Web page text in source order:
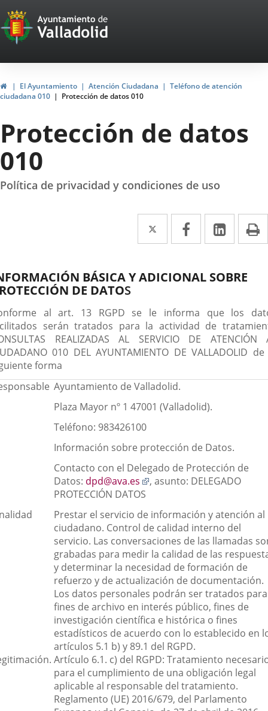
Portal
Web
del
Ayuntamiento
de
Valladolid
HomeEl Ayuntamiento Atención Ciudadana
Teléfono de atención
ciudadana 010
Protección de datos 010
Protección de datos
010
Política de privacidad y condiciones de uso
Twitter
Enlace
a
aplicación
externa.
Facebook
Enlace
a
aplicación
externa.
Enlace
a
BÁSICA Y ADICIONAL SOBRE
DE DATOS
al art. 13 RGPD se le informa que los
serán tratados para la actividad de
REALIZADAS AL SERVICIO DE ATENCIÓN
010 DEL AYUNTAMIENTO DE VALLADOLID
forma
Ayuntamiento de Valladolid.
Plaza Mayor nº 1 47001 (Valladolid).
Teléfono: 983426100
Información sobre protección de Datos.
Contacto con el Delegado de Protección de
Datos: dpd@ava.es
Enlace
aplicación
externa.
, asunto: DELEGADO
PROTECCIÓN DATOS
Prestar el servicio de información y atención al
ciudadano. Control de calidad interno del
servicio. Las conversaciones de las llamadas
grabadas para medir la calidad de las
y determinar la necesidad de formación de
refuerzo y de actualización de documentación.
Los datos personales podrán ser tratados para
fines de archivo en interés público, fines de
investigación científica e histórica o fines
estadísticos de acuerdo con lo establecido en
artículos 5.1 b) y 89.1 del RGPD.
Artículo 6.1. c) del RGPD: Tratamiento
para el cumplimiento de una obligación legal
aplicable al responsable del tratamiento.
Reglamento (UE) 2016/679, del Parlamento